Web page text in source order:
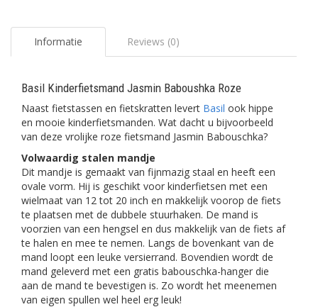
Informatie Reviews (0)
Basil Kinderfietsmand Jasmin Baboushka Roze
Naast fietstassen en fietskratten levert Basil ook hippe
en mooie kinderfietsmanden. Wat dacht u bijvoorbeeld
van deze vrolijke roze fietsmand Jasmin Babouschka?
Volwaardig stalen mandje
Dit mandje is gemaakt van fijnmazig staal en heeft een
ovale vorm. Hij is geschikt voor kinderfietsen met een
wielmaat van 12 tot 20 inch en makkelijk voorop de fiets
te plaatsen met de dubbele stuurhaken. De mand is
voorzien van een hengsel en dus makkelijk van de fiets af
te halen en mee te nemen. Langs de bovenkant van de
mand loopt een leuke versierrand. Bovendien wordt de
mand geleverd met een gratis babouschka-hanger die
aan de mand te bevestigen is. Zo wordt het meenemen
van eigen spullen wel heel erg leuk!